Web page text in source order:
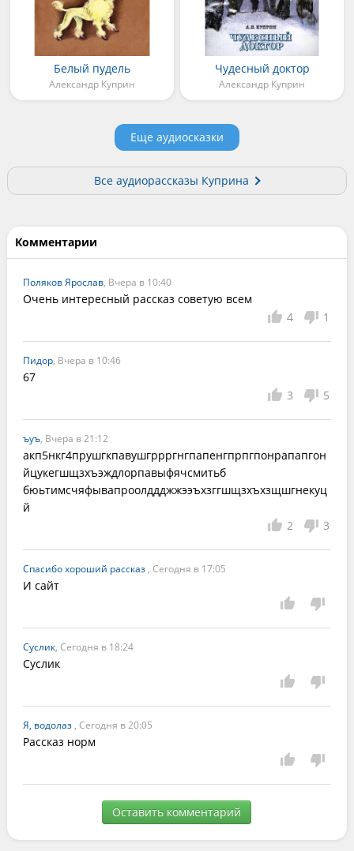
Белый пудель
Александр Куприн
Чудесный доктор
Александр Куприн
Еще аудиосказки
Все аудиорассказы Куприна
Комментарии
Поляков Ярослав, Вчера в 10:40
Очень интересный рассказ советую всем
4
1
Пидор, Вчера в 10:46
67
3
5
ъуъ, Вчера в 21:12
акп5нкг4прушгкпавушгррргнгпапенгпрпгпонрапапгон
йцукегшщзхъэждлорпавыфячсмитьб
бюьтимсчяфывапроолддджжээъхзггшщзхъхзщшгнекуц
й
2
3
Спасибо хороший рассказ , Сегодня в 17:05
И сайт
Суслик, Сегодня в 18:24
Суслик
Я, водолаз , Сегодня в 20:05
Рассказ норм
Оставить комментарий